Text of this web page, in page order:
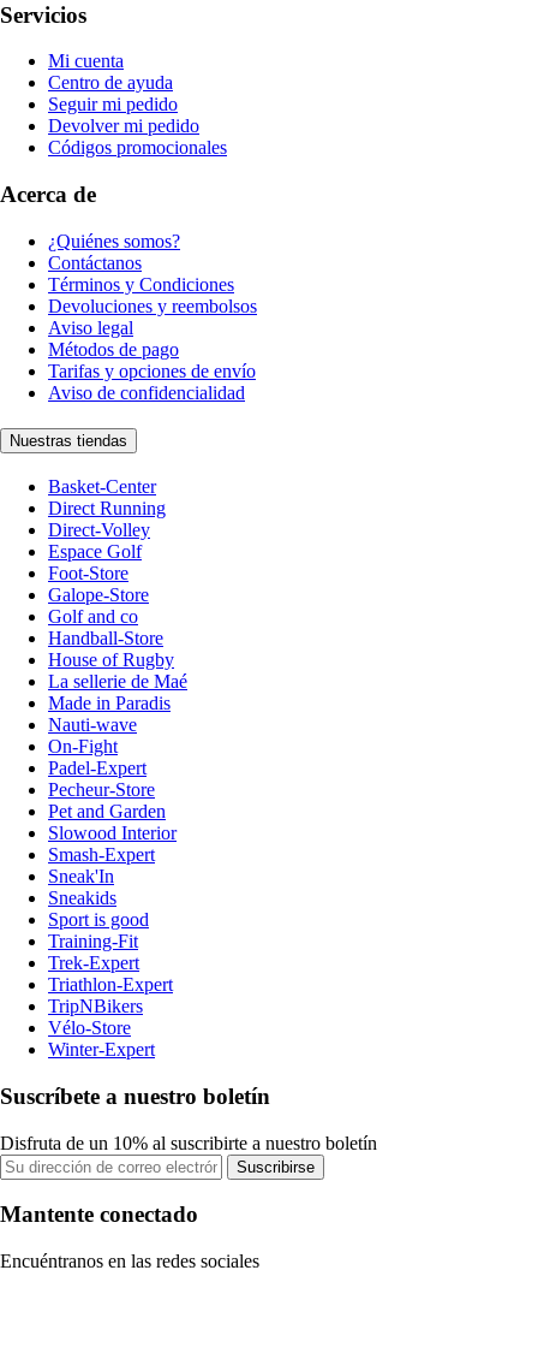
Servicios
Mi cuenta
Centro de ayuda
Seguir mi pedido
Devolver mi pedido
Códigos promocionales
Acerca de
¿Quiénes somos?
Contáctanos
Términos y Condiciones
Devoluciones y reembolsos
Aviso legal
Métodos de pago
Tarifas y opciones de envío
Aviso de confidencialidad
Nuestras tiendas
Basket-Center
Direct Running
Direct-Volley
Espace Golf
Foot-Store
Galope-Store
Golf and co
Handball-Store
House of Rugby
La sellerie de Maé
Made in Paradis
Nauti-wave
On-Fight
Padel-Expert
Pecheur-Store
Pet and Garden
Slowood Interior
Smash-Expert
Sneak'In
Sneakids
Sport is good
Training-Fit
Trek-Expert
Triathlon-Expert
TripNBikers
Vélo-Store
Winter-Expert
Suscríbete a nuestro boletín
Disfruta de un 10% al suscribirte a nuestro boletín
Suscribirse
Mantente conectado
Encuéntranos en las redes sociales